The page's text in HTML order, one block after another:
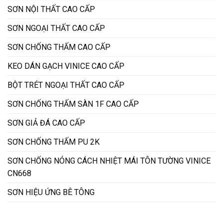
SƠN NỘI THẤT CAO CẤP
SƠN NGOẠI THẤT CAO CẤP
SƠN CHỐNG THẤM CAO CẤP
KEO DÁN GẠCH VINICE CAO CẤP
BỘT TRÉT NGOẠI THẤT CAO CẤP
SƠN CHỐNG THẤM SÀN 1F CAO CẤP
SƠN GIẢ ĐÁ CAO CẤP
SƠN CHỐNG THẤM PU 2K
SƠN CHỐNG NÓNG CÁCH NHIỆT MÁI TÔN TƯỜNG VINICE
CN668
SƠN HIỆU ỨNG BÊ TÔNG